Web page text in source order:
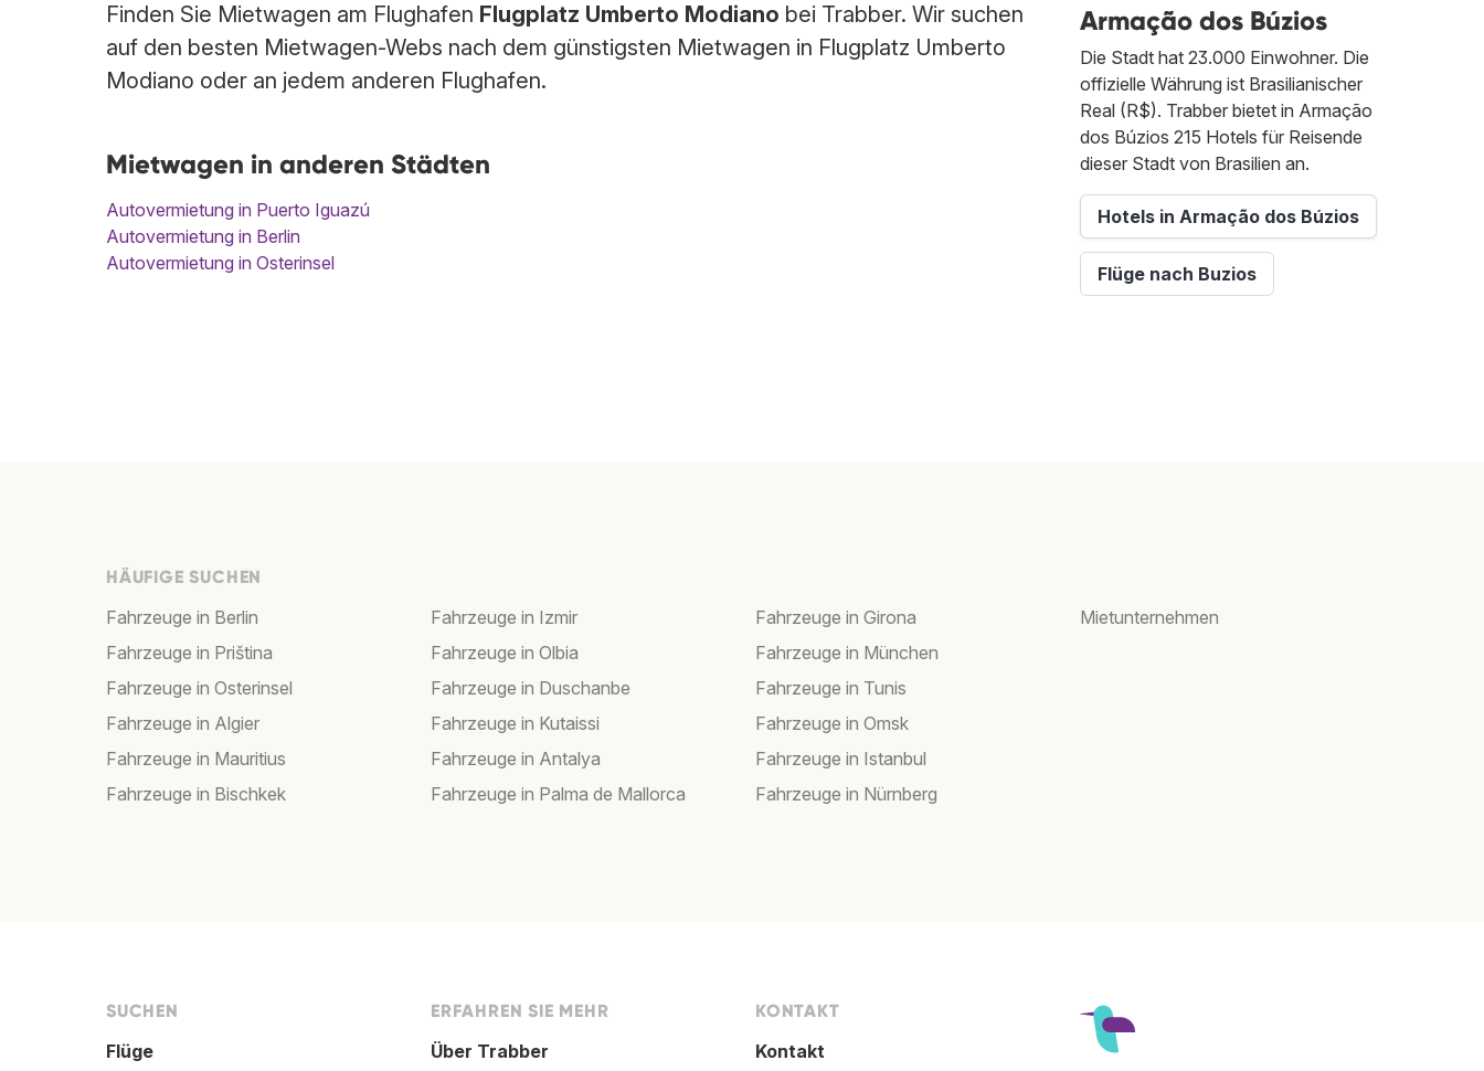
Finden Sie Mietwagen am Flughafen Flugplatz Umberto Modiano bei Trabber. Wir suchen
auf den besten Mietwagen-Webs nach dem günstigsten Mietwagen in Flugplatz Umberto
Modiano oder an jedem anderen Flughafen.
Mietwagen in anderen Städten
Autovermietung in Puerto Iguazú
Autovermietung in Berlin
Autovermietung in Osterinsel
Armação dos Búzios
Die Stadt hat 23.000 Einwohner. Die
offizielle Währung ist Brasilianischer
Real (R$). Trabber bietet in Armação
dos Búzios 215 Hotels für Reisende
dieser Stadt von Brasilien an.
Hotels in Armação dos Búzios
Flüge nach Buzios
HÄUFIGE SUCHEN
Fahrzeuge in Berlin
Fahrzeuge in Priština
Fahrzeuge in Osterinsel
Fahrzeuge in Algier
Fahrzeuge in Mauritius
Fahrzeuge in Bischkek
Fahrzeuge in Izmir
Fahrzeuge in Olbia
Fahrzeuge in Duschanbe
Fahrzeuge in Kutaissi
Fahrzeuge in Antalya
Fahrzeuge in Palma de Mallorca
Fahrzeuge in Girona
Fahrzeuge in München
Fahrzeuge in Tunis
Fahrzeuge in Omsk
Fahrzeuge in Istanbul
Fahrzeuge in Nürnberg
Mietunternehmen
SUCHEN
Flüge
ERFAHREN SIE MEHR
Über Trabber
KONTAKT
Kontakt